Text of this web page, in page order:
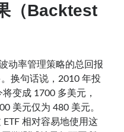
（Backtest
动率管理策略的总回报
换句话说，2010 年投
变成 1700 多美元，
美元仅为 480 美元。
相对容易地使用这